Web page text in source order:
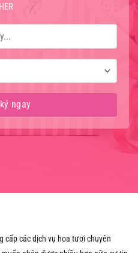
cấp các dịch vụ hoa tươi chuyên